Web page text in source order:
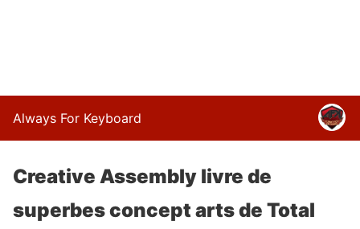
Always For Keyboard
Creative Assembly livre de
superbes concept arts de Total